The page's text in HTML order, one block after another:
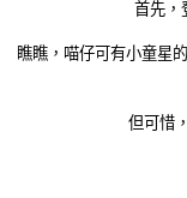
首先，
瞧瞧，喵仔可有小童星
但可惜